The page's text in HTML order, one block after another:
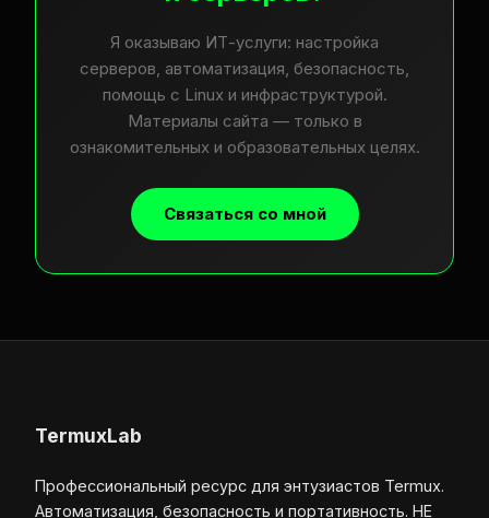
Я оказываю ИТ-услуги: настройка
серверов, автоматизация, безопасность,
помощь с Linux и инфраструктурой.
Материалы сайта — только в
ознакомительных и образовательных целях.
Связаться со мной
TermuxLab
Профессиональный ресурс для энтузиастов Termux.
Автоматизация, безопасность и портативность. НЕ